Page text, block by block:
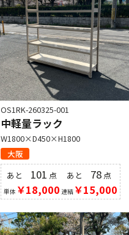
OS1RK-260325-001
中軽量ラック
W1800×D450×H1800
大阪
あと 101 点
単体 ￥18,000
あと 78 点
連結￥15,000